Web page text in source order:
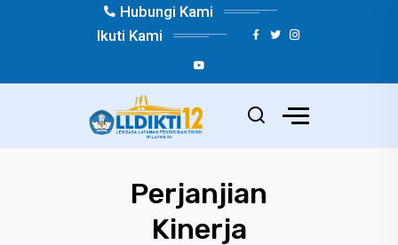
Hubungi Kami
Ikuti Kami
Perjanjian
Kinerja